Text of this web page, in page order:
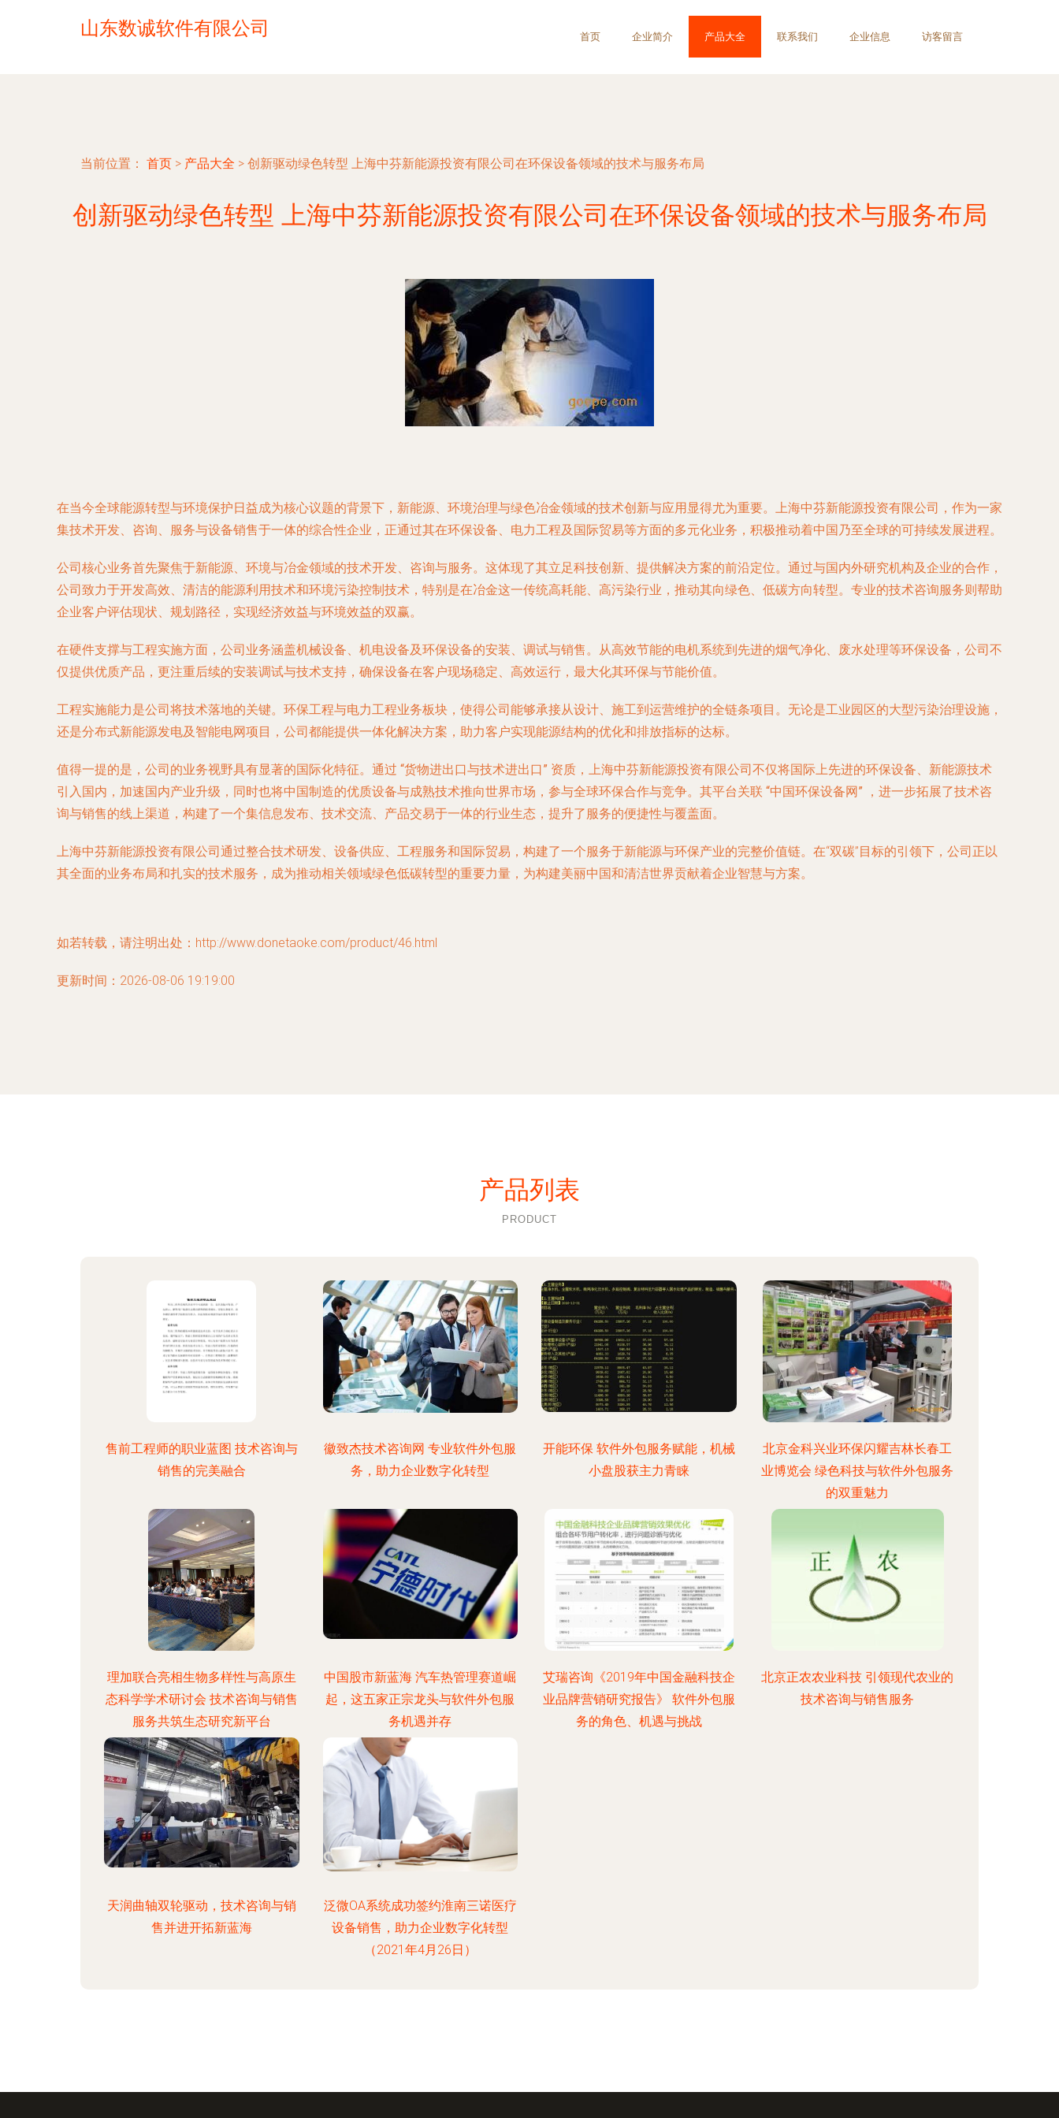
山东数诚软件有限公司 首页 企业简介 产品大全 联系我们 企业信息 访客留言
当前位置： 首页 > 产品大全 > 创新驱动绿色转型 上海中芬新能源投资有限公司在环保设备领域的技术与服务布局
创新驱动绿色转型 上海中芬新能源投资有限公司在环保设备领域的技术与服务布局
在当今全球能源转型与环境保护日益成为核心议题的背景下，新能源、环境治理与绿色冶金领域的技术创新与应用显得尤为重要。上海中芬新能源投资有限公司，作为一家
集技术开发、咨询、服务与设备销售于一体的综合性企业，正通过其在环保设备、电力工程及国际贸易等方面的多元化业务，积极推动着中国乃至全球的可持续发展进程。
公司核心业务首先聚焦于新能源、环境与冶金领域的技术开发、咨询与服务。这体现了其立足科技创新、提供解决方案的前沿定位。通过与国内外研究机构及企业的合作，
公司致力于开发高效、清洁的能源利用技术和环境污染控制技术，特别是在冶金这一传统高耗能、高污染行业，推动其向绿色、低碳方向转型。专业的技术咨询服务则帮助
企业客户评估现状、规划路径，实现经济效益与环境效益的双赢。
在硬件支撑与工程实施方面，公司业务涵盖机械设备、机电设备及环保设备的安装、调试与销售。从高效节能的电机系统到先进的烟气净化、废水处理等环保设备，公司不
仅提供优质产品，更注重后续的安装调试与技术支持，确保设备在客户现场稳定、高效运行，最大化其环保与节能价值。
工程实施能力是公司将技术落地的关键。 环保工程与电力工程业务板块，使得公司能够承接从设计、施工到运营维护的全链条项目。无论是工业园区的大型污染治理设施，
还是分布式新能源发电及智能电网项目，公司都能提供一体化解决方案，助力客户实现能源结构的优化和排放指标的达标。
值得一提的是，公司的业务视野具有显著的国际化特征。通过 “货物进出口与技术进出口” 资质，上海中芬新能源投资有限公司不仅将国际上先进的环保设备、新能源技术
引入国内，加速国内产业升级，同时也将中国制造的优质设备与成熟技术推向世界市场，参与全球环保合作与竞争。其平台关联 “中国环保设备网” ，进一步拓展了技术咨
询与销售的线上渠道，构建了一个集信息发布、技术交流、产品交易于一体的行业生态，提升了服务的便捷性与覆盖面。
上海中芬新能源投资有限公司通过整合技术研发、设备供应、工程服务和国际贸易，构建了一个服务于新能源与环保产业的完整价值链。在“双碳”目标的引领下，公司正以
其全面的业务布局和扎实的技术服务，成为推动相关领域绿色低碳转型的重要力量，为构建美丽中国和清洁世界贡献着企业智慧与方案。
如若转载，请注明出处：http://www.donetaoke.com/product/46.html
更新时间：2026-08-06 19:19:00
产品列表
PRODUCT
售前工程师的职业蓝图 技术咨询与
销售的完美融合
徽致杰技术咨询网 专业软件外包服
务，助力企业数字化转型
开能环保 软件外包服务赋能，机械
小盘股获主力青睐
北京金科兴业环保闪耀吉林长春工
业博览会 绿色科技与软件外包服务
的双重魅力
理加联合亮相生物多样性与高原生
态科学学术研讨会 技术咨询与销售
服务共筑生态研究新平台
中国股市新蓝海 汽车热管理赛道崛
起，这五家正宗龙头与软件外包服
务机遇并存
艾瑞咨询《2019年中国金融科技企
业品牌营销研究报告》 软件外包服
务的角色、机遇与挑战
北京正农农业科技 引领现代农业的
技术咨询与销售服务
天润曲轴双轮驱动，技术咨询与销
售并进开拓新蓝海
泛微OA系统成功签约淮南三诺医疗
设备销售，助力企业数字化转型
（2021年4月26日）